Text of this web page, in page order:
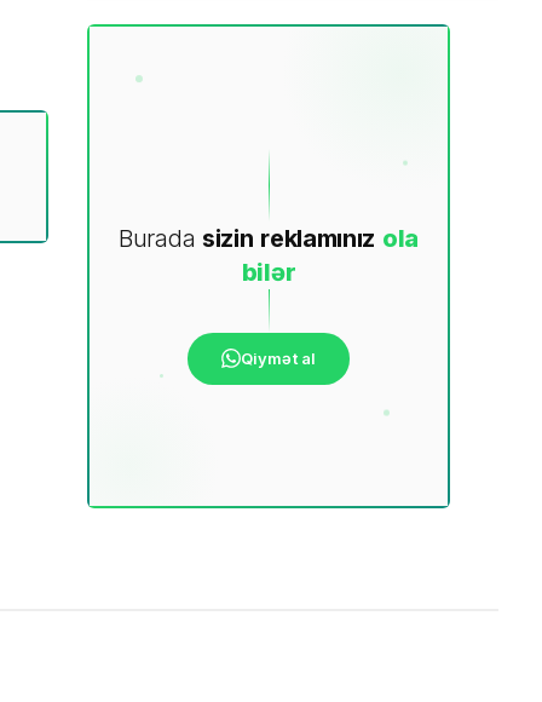
Burada sizin reklamınız ola
bilər
Qiymət al